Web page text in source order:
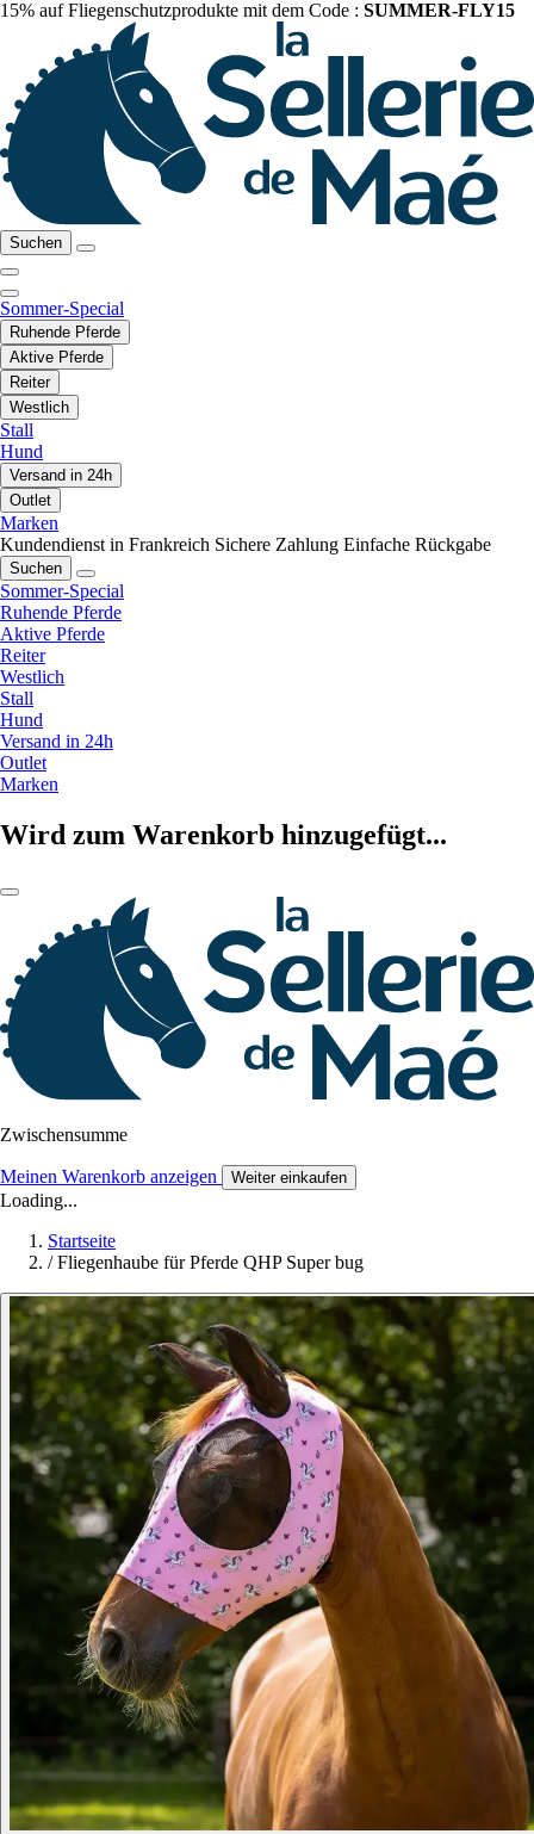
15% auf Fliegenschutzprodukte mit dem Code : SUMMER-FLY15
Suchen
Sommer-Special
Ruhende Pferde
Aktive Pferde
Reiter
Westlich
Stall
Hund
Versand in 24h
Outlet
Marken
Kundendienst in Frankreich Sichere Zahlung Einfache Rückgabe
Suchen
Sommer-Special
Ruhende Pferde
Aktive Pferde
Reiter
Westlich
Stall
Hund
Versand in 24h
Outlet
Marken
Wird zum Warenkorb hinzugefügt...
Zwischensumme
Meinen Warenkorb anzeigen Weiter einkaufen
Loading...
Startseite
/ Fliegenhaube für Pferde QHP Super bug